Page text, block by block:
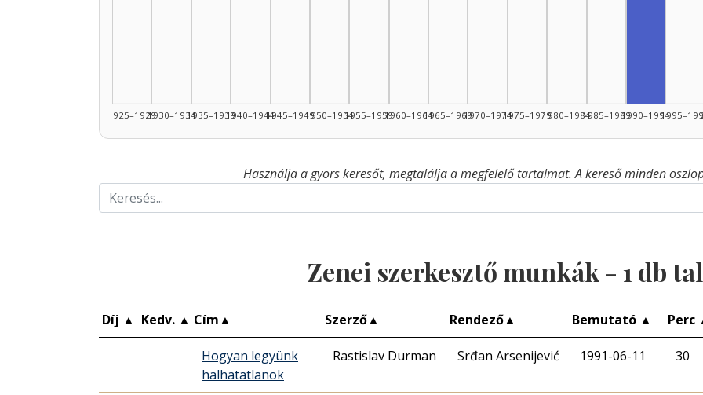
1925–19291930–19341935–19391940–19441945–19491950–19541955–19591960–19641965–19691970–19741975–19791980–19841985–19891990–1994
Használja a gyors keresőt, megtalálja a megfelelő tartalmat. A kereső minden
Zenei szerkesztő munkák - 1 db
Díj ▲ Kedv. ▲ Cím▲ Szerző▲ Rendező▲ Bemutató ▲ Perc
Hogyan legyünk
halhatatlanok
Rastislav Durman Srđan Arsenijević 1991-06-11 30